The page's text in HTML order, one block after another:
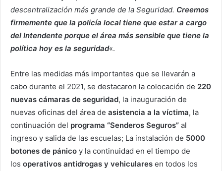
descentralización más grande de la Seguridad. Creemos
firmemente que la policía local tiene que estar a cargo
del Intendente porque el área más sensible que tiene la
política hoy es la seguridad«.
Entre las medidas más importantes que se llevarán a
cabo durante el 2021, se destacaron la colocación de 220
nuevas cámaras de seguridad, la inauguración de
nuevas oficinas del área de asistencia a la víctima, la
continuación del programa “Senderos Seguros” al
ingreso y salida de las escuelas; La instalación de 5000
botones de pánico y la continuidad en el tiempo de
los operativos antidrogas y vehiculares en todos los